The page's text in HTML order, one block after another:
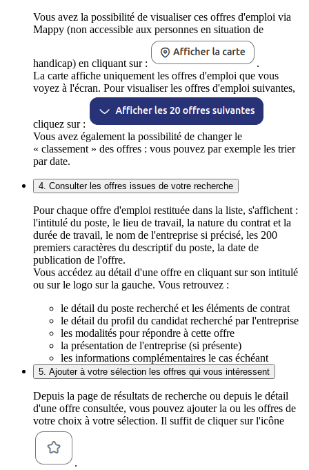
Vous avez la possibilité de visualiser ces offres d'emploi via
Mappy (non accessible aux personnes en situation de
handicap) en cliquant sur :
.
La carte affiche uniquement les offres d'emploi que vous
voyez à l'écran. Pour visualiser les offres d'emploi suivantes,
cliquez sur :
Vous avez également la possibilité de changer le
« classement » des offres : vous pouvez par exemple les trier
par date.
4. Consulter les offres issues de votre recherche
Pour chaque offre d'emploi restituée dans la liste, s'affichent :
l'intitulé du poste, le lieu de travail, la nature du contrat et la
durée de travail, le nom de l'entreprise si précisé, les 200
premiers caractères du descriptif du poste, la date de
publication de l'offre.
Vous accédez au détail d'une offre en cliquant sur son intitulé
ou sur le logo sur la gauche. Vous retrouvez :
le détail du poste recherché et les éléments de contrat
le détail du profil du candidat recherché par l'entreprise
les modalités pour répondre à cette offre
la présentation de l'entreprise (si présente)
les informations complémentaires le cas échéant
5. Ajouter à votre sélection les offres qui vous intéressent
Depuis la page de résultats de recherche ou depuis le détail
d'une offre consultée, vous pouvez ajouter la ou les offres de
votre choix à votre sélection. Il suffit de cliquer sur l'icône
.